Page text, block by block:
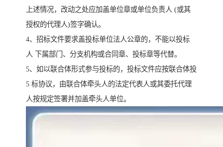
上述情况，改动之处应加盖单位章或单位负责人 (或其
授权的代理人)签字确认。
4、招标文件要求盖投标单位法人公章的，不能以投标
人 下属部门、分支机构或合同章、投标章等代替。
5、如以联合体形式参与投标的，投标文件应按联合体投
5 标协议，由联合体牵头人的法定代表人或其委托代理
人按规定签署并加盖牵头人单位。